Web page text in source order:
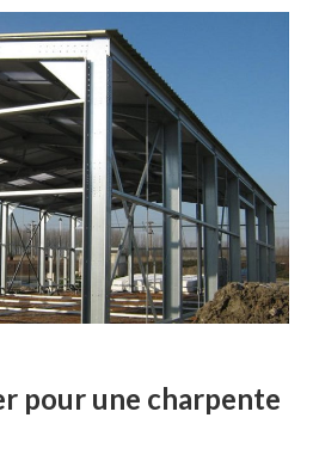
pour une charpente